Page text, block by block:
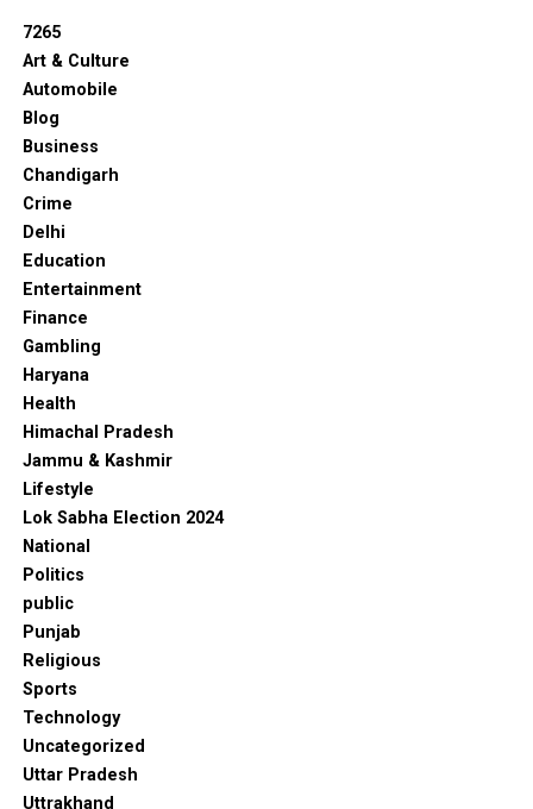
7265
Art & Culture
Automobile
Blog
Business
Chandigarh
Crime
Delhi
Education
Entertainment
Finance
Gambling
Haryana
Health
Himachal Pradesh
Jammu & Kashmir
Lifestyle
Lok Sabha Election 2024
National
Politics
public
Punjab
Religious
Sports
Technology
Uncategorized
Uttar Pradesh
Uttrakhand